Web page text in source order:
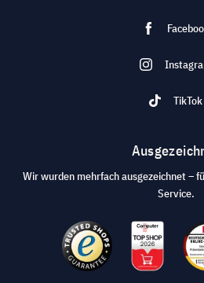
TikTok
Wir wurden mehrfach ausgezeichnet –
Service.